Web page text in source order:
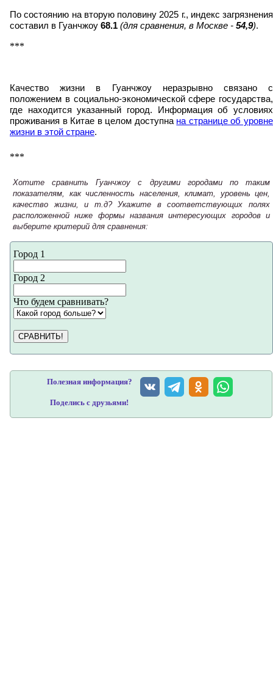
По состоянию на вторую половину 2025 г., индекс загрязнения
составил в Гуанчжоу 68.1 (для сравнения, в Москве - 54,9).
***
Качество жизни в Гуанчжоу неразрывно связано с
положением в социально-экономической сфере государства,
где находится указанный город. Информация об условиях
проживания в Китае в целом доступна на странице об уровне
жизни в этой стране.
***
Хотите сравнить Гуанчжоу с другими городами по таким
показателям, как численность населения, климат, уровень цен,
качество жизни, и т.д? Укажите в соответствующих полях
расположенной ниже формы названия интересующих городов и
выберите критерий для сравнения:
Город 1
Город 2
Что будем сравнивать?
СРАВНИТЬ!
Полезная информация?
Поделись с друзьями!